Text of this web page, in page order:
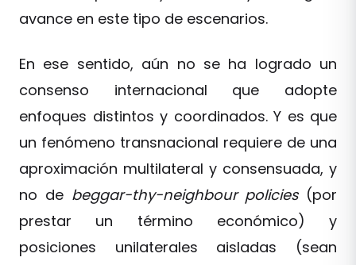
avance en este tipo de escenarios.
En ese sentido, aún no se ha logrado un
consenso internacional que adopte
enfoques distintos y coordinados. Y es que
un fenómeno transnacional requiere de una
aproximación multilateral y consensuada, y
no de beggar-thy-neighbour policies(por
prestar un término económico) y
posiciones unilaterales aisladas (sean